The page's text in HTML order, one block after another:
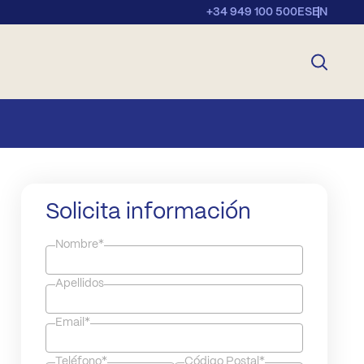
+34 949 100 500ESEN
Solicita información
Nombre*
Apellidos
Email*
Teléfono* Código Postal*